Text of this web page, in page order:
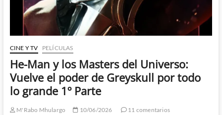
todo
2º
Parte
CINE Y TV PELÍCULAS
He-Man y los Masters del Universo:
Vuelve el poder de Greyskull por todo
lo grande 1º Parte
M'Rabo Mhulargo 10/06/2026
11 comentarios